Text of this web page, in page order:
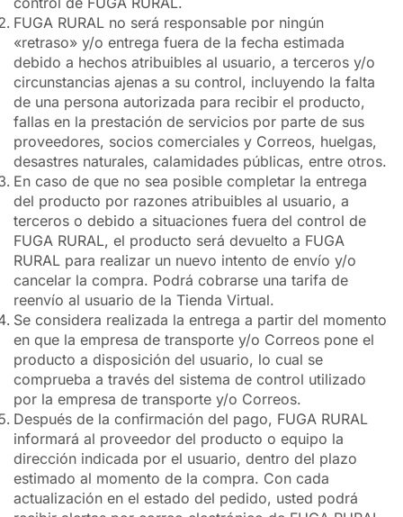
FUGA RURAL no será responsable por ningún
«retraso» y/o entrega fuera de la fecha estimada
debido a hechos atribuibles al usuario, a terceros y/o
circunstancias ajenas a su control, incluyendo la falta
de una persona autorizada para recibir el producto,
fallas en la prestación de servicios por parte de sus
proveedores, socios comerciales y Correos, huelgas,
desastres naturales, calamidades públicas, entre otros.
En caso de que no sea posible completar la entrega
del producto por razones atribuibles al usuario, a
terceros o debido a situaciones fuera del control de
FUGA RURAL, el producto será devuelto a FUGA
RURAL para realizar un nuevo intento de envío y/o
cancelar la compra. Podrá cobrarse una tarifa de
reenvío al usuario de la Tienda Virtual.
Se considera realizada la entrega a partir del momento
en que la empresa de transporte y/o Correos pone el
producto a disposición del usuario, lo cual se
comprueba a través del sistema de control utilizado
por la empresa de transporte y/o Correos.
Después de la confirmación del pago, FUGA RURAL
informará al proveedor del producto o equipo la
dirección indicada por el usuario, dentro del plazo
estimado al momento de la compra. Con cada
actualización en el estado del pedido, usted podrá